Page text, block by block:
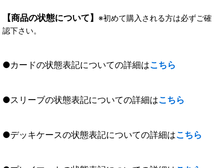
【商品の状態について】 ※初めて購入される方は必ずご確
認下さい。
●カードの状態表記についての詳細はこちら
●スリーブの状態表記についての詳細はこちら
●デッキケースの状態表記についての詳細はこちら